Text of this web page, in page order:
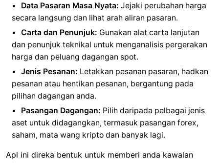
Data Pasaran Masa Nyata: Jejaki perubahan harga
secara langsung dan lihat arah aliran pasaran.
Carta dan Penunjuk: Gunakan alat carta lanjutan
dan penunjuk teknikal untuk menganalisis pergerakan
harga dan peluang dagangan spot.
Jenis Pesanan: Letakkan pesanan pasaran, hadkan
pesanan atau hentikan pesanan, bergantung pada
pilihan dagangan anda.
Pasangan Dagangan: Pilih daripada pelbagai jenis
aset untuk didagangkan, termasuk pasangan forex,
saham, mata wang kripto dan banyak lagi.
Apl ini direka bentuk untuk memberi anda kawalan